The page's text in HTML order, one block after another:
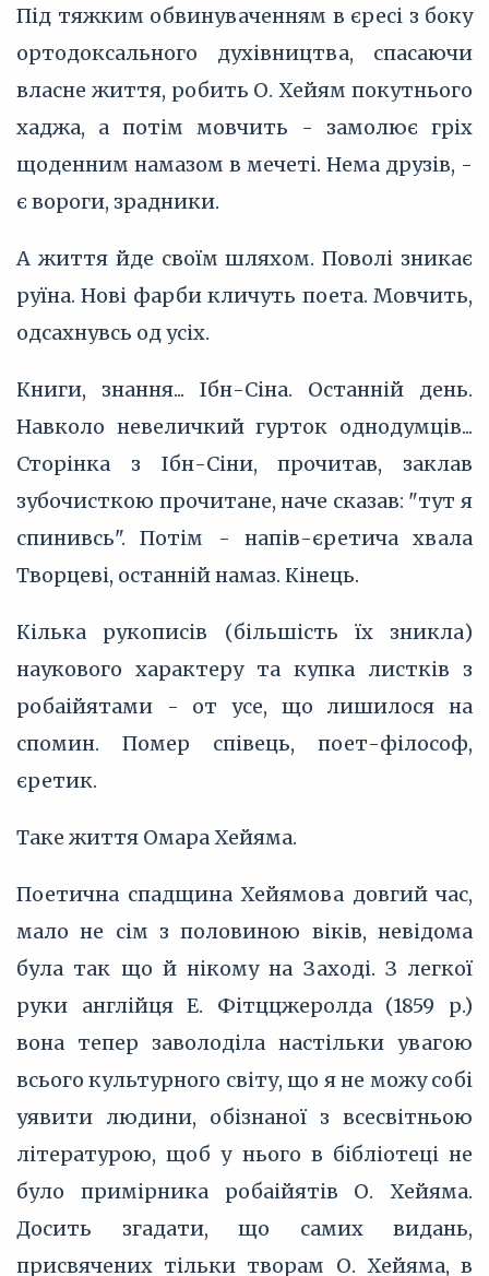
Під тяжким обвинуваченням в єресі з боку
ортодоксального духівництва, спасаючи
власне життя, робить О. Хейям покутнього
хаджа, а потім мовчить - замолює гріх
щоденним намазом в мечеті. Нема друзів, -
є вороги, зрадники.
А життя йде своїм шляхом. Поволі зникає
руїна. Нові фарби кличуть поета. Мовчить,
одсахнувсь од усіх.
Книги, знання... Ібн-Сіна. Останній день.
Навколо невеличкий гурток однодумців...
Сторінка з Ібн-Сіни, прочитав, заклав
зубочисткою прочитане, наче сказав: "тут я
спинивсь". Потім - напів-єретича хвала
Творцеві, останній намаз. Кінець.
Кілька рукописів (більшість їх зникла)
наукового характеру та купка листків з
робаійятами - от усе, що лишилося на
спомин. Помер співець, поет-філософ,
єретик.
Таке життя Омара Хейяма.
Поетична спадщина Хейямова довгий час,
мало не сім з половиною віків, невідома
була так що й нікому на Заході. З легкої
руки англійця Е. Фітццжеролда (1859 р.)
вона тепер заволоділа настільки увагою
всього культурного світу, що я не можу собі
уявити людини, обізнаної з всесвітньою
літературою, щоб у нього в бібліотеці не
було примірника робаійятів О. Хейяма.
Досить згадати, що самих видань,
присвячених тільки творам О. Хейяма, в